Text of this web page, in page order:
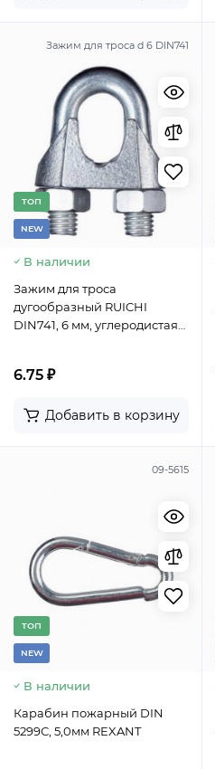
Зажим для троса d 6 DIN741
TОП
NEW
В наличии
Зажим для троса
дугообразный RUICHI
DIN741, 6 мм, углеродистая
6.75 ₽
Добавить в корзину
09-5615
TОП
NEW
В наличии
Карабин пожарный DIN
5299С, 5,0мм REXANT